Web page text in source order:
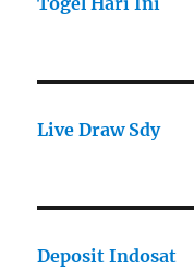
Live Draw Sdy
Deposit Indosat